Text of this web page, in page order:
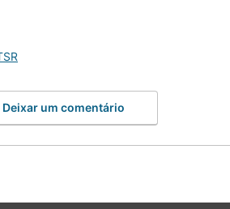
Deixar um comentário